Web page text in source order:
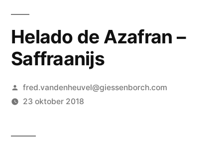
Helado de Azafran –
Saffraanijs
Geplaatst
door
fred.vandenheuvel@giessenborch.com
23 oktober 2018